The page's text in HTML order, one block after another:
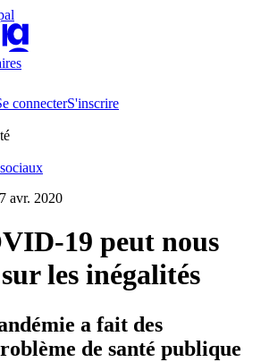
apolitical-logo-default
connecterS'inscrire
avr. 2020
19 peut nous
les inégalités
a fait des
de santé publique